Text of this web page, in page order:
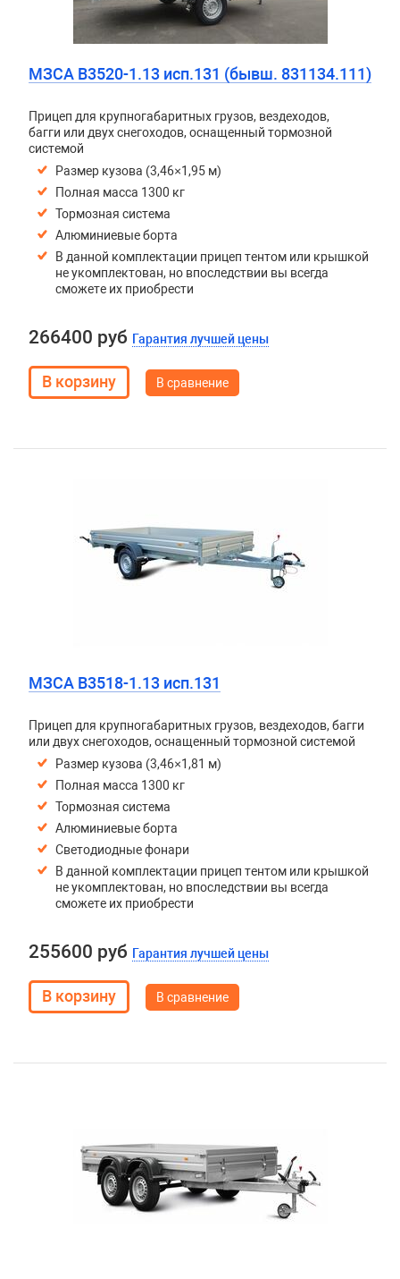
МЗСА B3520-1.13 исп.131 (бывш. 831134.111)
Прицеп для крупногабаритных грузов, вездеходов,
багги или двух снегоходов, оснащенный тормозной
системой
Размер кузова (3,46×1,95 м)
Полная масса 1300 кг
Тормозная система
Алюминиевые борта
В данной комплектации прицеп тентом или крышкой
не укомплектован, но впоследствии вы всегда
сможете их приобрести
266400 руб Гарантия лучшей цены
В сравнение
МЗСА B3518-1.13 исп.131
Прицеп для крупногабаритных грузов, вездеходов, багги
или двух снегоходов, оснащенный тормозной системой
Размер кузова (3,46×1,81 м)
Полная масса 1300 кг
Тормозная система
Алюминиевые борта
Светодиодные фонари
В данной комплектации прицеп тентом или крышкой
не укомплектован, но впоследствии вы всегда
сможете их приобрести
255600 руб Гарантия лучшей цены
В сравнение